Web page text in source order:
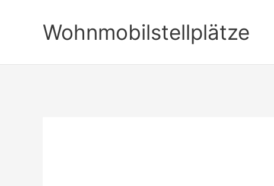
Wohnmobilstellplätze